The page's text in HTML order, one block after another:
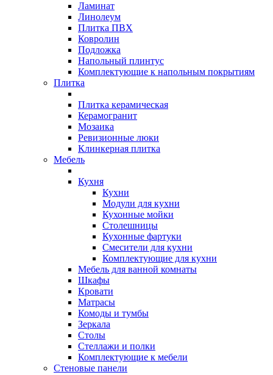
Ламинат
Линолеум
Плитка ПВХ
Ковролин
Подложка
Напольный плинтус
Комплектующие к напольным покрытиям
Плитка
Плитка керамическая
Керамогранит
Мозаика
Ревизионные люки
Клинкерная плитка
Мебель
Кухня
Кухни
Модули для кухни
Кухонные мойки
Столешницы
Кухонные фартуки
Смесители для кухни
Комплектующие для кухни
Мебель для ванной комнаты
Шкафы
Кровати
Матрасы
Комоды и тумбы
Зеркала
Столы
Стеллажи и полки
Комплектующие к мебели
Стеновые панели